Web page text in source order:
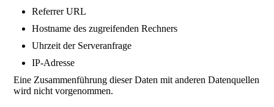
Referrer URL
Hostname des zugreifenden Rechners
Uhrzeit der Serveranfrage
IP-Adresse
Eine Zusammenführung dieser Daten mit anderen Datenquellen
wird nicht vorgenommen.